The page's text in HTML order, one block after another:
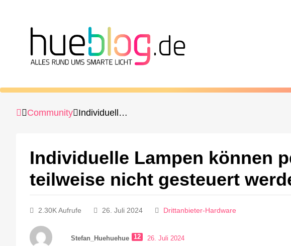
Community Individuelle Lampen können per Google Nest teilweise nicht gesteuert werden
Individuelle Lampen können
teilweise nicht gesteuert
2.30K Aufrufe 26. Juli 2024 Drittanbieter-Hardware
Stefan_Huehuehue 12 26. Juli 2024